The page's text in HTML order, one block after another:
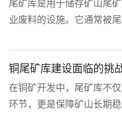
业废料的设施。它通常被
属矿山的尾矿。尾矿库通
回水系统。根据地形，尾
型和河流拦截型。
铜尾矿库建设面临的挑
在铜矿开发中，尾矿库不
环节，更是保障矿山长期
然而，铜矿尾矿本身具有